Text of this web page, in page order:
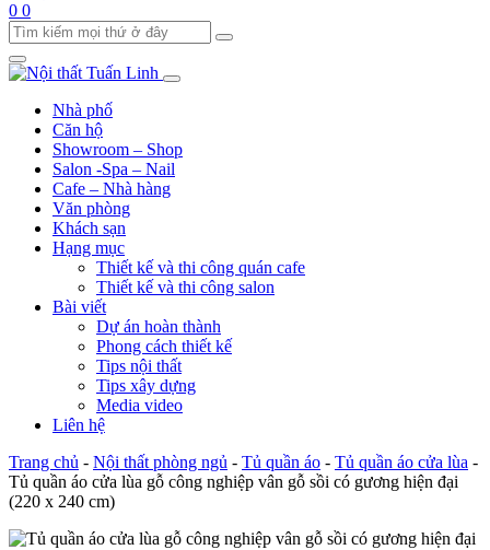
0 0
Nhà phố
Căn hộ
Showroom – Shop
Salon -Spa – Nail
Cafe – Nhà hàng
Văn phòng
Khách sạn
Hạng mục
Thiết kế và thi công quán cafe
Thiết kế và thi công salon
Bài viết
Dự án hoàn thành
Phong cách thiết kế
Tips nội thất
Tips xây dựng
Media video
Liên hệ
Trang chủ - Nội thất phòng ngủ - Tủ quần áo - Tủ quần áo cửa lùa -
Tủ quần áo cửa lùa gỗ công nghiệp vân gỗ sồi có gương hiện đại
(220 x 240 cm)